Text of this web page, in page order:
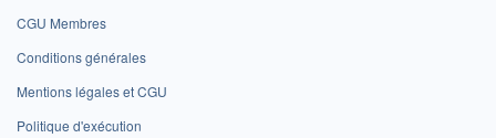
CGU Membres
Conditions générales
Mentions légales et CGU
Politique d'exécution